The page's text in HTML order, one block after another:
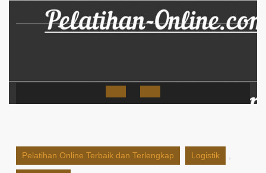
Open
Pelatihan Online Terbaik dan Terlengkap Logistik